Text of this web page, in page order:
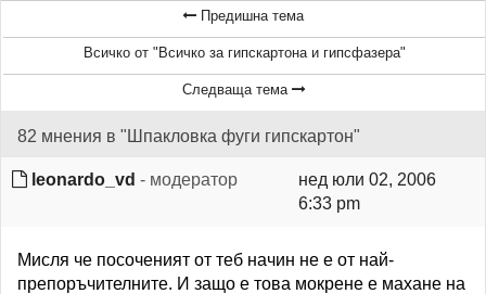
Предишна тема
Всичко от "Всичко за гипскартона и гипсфазера"
Следваща тема
82 мнения в "Шпакловка фуги гипскартон"
leonardo_vd - модератор
нед юли 02, 2006
6:33 pm
Мисля че посоченият от теб начин не е от най-
препоръчителните. И защо е това мокрене е махане на